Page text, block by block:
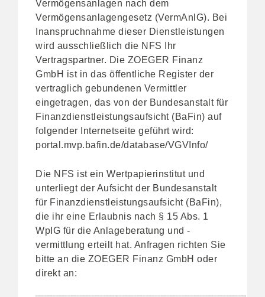
Vermögensanlagen nach dem
Vermögensanlagengesetz (VermAnlG). Bei
Inanspruchnahme dieser Dienstleistungen
wird ausschließlich die NFS Ihr
Vertragspartner. Die ZOEGER Finanz
GmbH ist in das öffentliche Register der
vertraglich gebundenen Vermittler
eingetragen, das von der Bundesanstalt für
Finanzdienstleistungsaufsicht (BaFin) auf
folgender Internetseite geführt wird:
portal.mvp.bafin.de/database/VGVInfo/
Die NFS ist ein Wertpapierinstitut und
unterliegt der Aufsicht der Bundesanstalt
für Finanzdienstleistungsaufsicht (BaFin),
die ihr eine Erlaubnis nach § 15 Abs. 1
WpIG für die Anlageberatung und -
vermittlung erteilt hat. Anfragen richten Sie
bitte an die ZOEGER Finanz GmbH oder
direkt an: